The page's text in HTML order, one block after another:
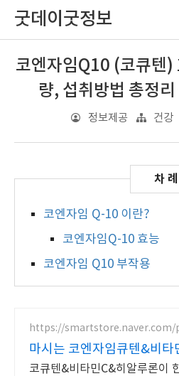
굿데이굿정보
코엔자임Q10 (코큐텐)
량, 섭취방법 총정
정보제공 건강
코엔자임 Q-10 이란?
코엔자임Q-10 효능
코엔자임 Q10 부작용
https://smartstore.naver.com/
마시는 코엔자임큐텐&비타
코큐텐+비타민C+히알루론
코큐텐&비타민C&히알루론이